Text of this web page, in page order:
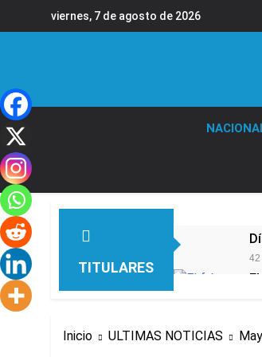
viernes, 7 de agosto de 2026
TITULARES
42
1
Inicio ULTIMAS NOTICIAS